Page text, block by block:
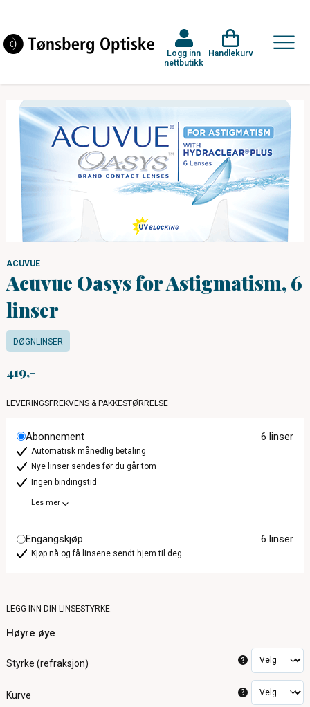
Logg inn
nettbutikk
Handlekurv
ACUVUE
Acuvue Oasys for Astigmatism, 6
linser
DØGNLINSER
419
LEVERINGSFREKVENS & PAKKESTØRRELSE
Abonnement 6 linser
Automatisk månedlig betaling
Nye linser sendes før du går tom
Ingen bindingstid
Les mer
Engangskjøp 6 linser
Kjøp nå og få linsene sendt hjem til deg
LEGG INN DIN LINSESTYRKE:
Høyre øye
Styrke (refraksjon) ?
Kurve ?